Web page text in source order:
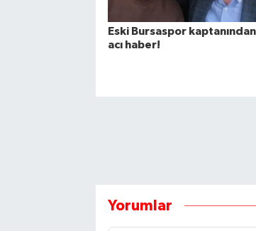
Eski Bursaspor kaptanından
acı haber!
Yorumlar